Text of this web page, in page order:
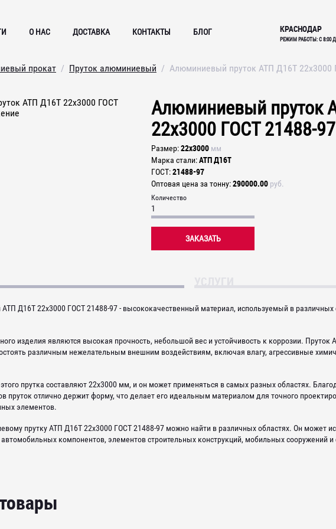
О НАС ДОСТАВКА КОНТАКТЫ БЛОГ КРАСНОДАР
РЕЖИМ РАБОТЫ: С 8:00
прокат Пруток алюминиевый Алюминиевый пруток АТП Д16Т 22х3000
Алюминиевый пруток
22х3000 ГОСТ 21488-97
Размер 22х3000 мм
Марка стали АТП Д16Т
ГОСТ 21488-97
Оптовая цена за тонну 290000.00 руб.
Количество
ЗАКАЗАТЬ
Д16Т 22х3000 ГОСТ 21488-97 - высококачественный материал, используемый в
изделия являются высокая прочность, небольшой вес и устойчивость к коррозии. Пруток
различным нежелательным внешним воздействиям, включая влагу, агрессивные
прутка составляют 22х3000 мм, и он может применяться в самых разных областях.
пруток отлично держит форму, что делает его идеальным материалом для точного
элементов.
прутку АТП Д16Т 22х3000 ГОСТ 21488-97 можно найти в различных областях. Он может
компонентов, элементов строительных конструкций, мобильных сооружений и